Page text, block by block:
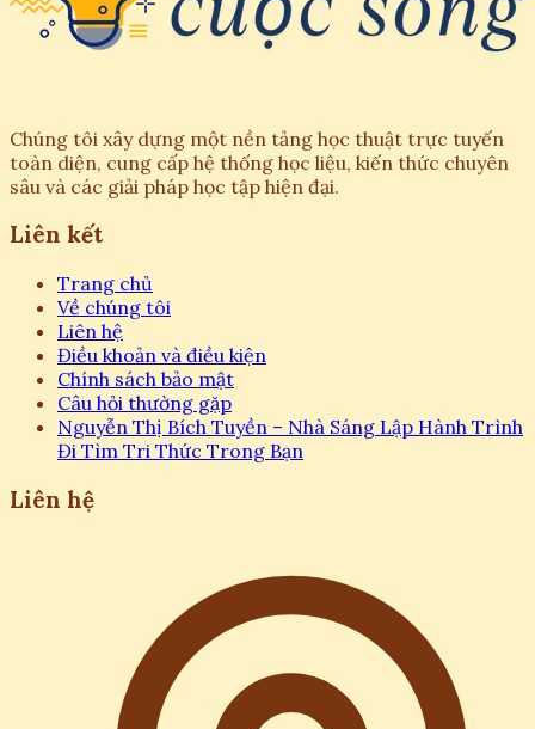
Chúng tôi xây dựng một nền tảng học thuật trực tuyến
toàn diện, cung cấp hệ thống học liệu, kiến thức chuyên
sâu và các giải pháp học tập hiện đại.
Liên kết
Trang chủ
Về chúng tôi
Liên hệ
Điều khoản và điều kiện
Chính sách bảo mật
Câu hỏi thường gặp
Nguyễn Thị Bích Tuyền – Nhà Sáng Lập Hành Trình
Đi Tìm Tri Thức Trong Bạn
Liên hệ